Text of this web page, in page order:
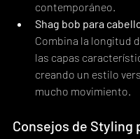
contemporáneo.
Shag bob para
Combina la longitud
las capas
creando un estilo
mucho movimiento.
Consejos de Styling